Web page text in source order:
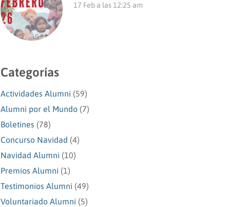
17 Feb a las 12:25 am
Categorías
Actividades Alumni (59)
Alumni por el Mundo (7)
Boletines (78)
Concurso Navidad (4)
Navidad Alumni (10)
Premios Alumni (1)
Testimonios Alumni (49)
Voluntariado Alumni (5)